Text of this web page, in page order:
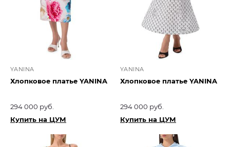
YANINA
Хлопковое платье YANINA
294 000 руб.
Купить на ЦУМ
YANINA
Хлопковое платье YANINA
294 000 руб.
Купить на ЦУМ